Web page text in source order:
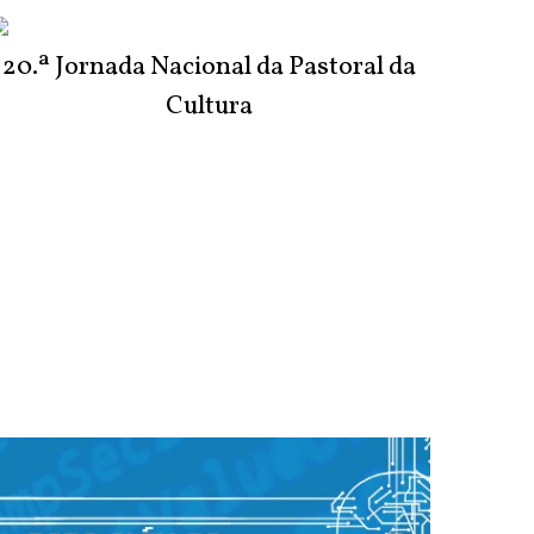
20.ª Jornada Nacional da Pastoral da
Cultura